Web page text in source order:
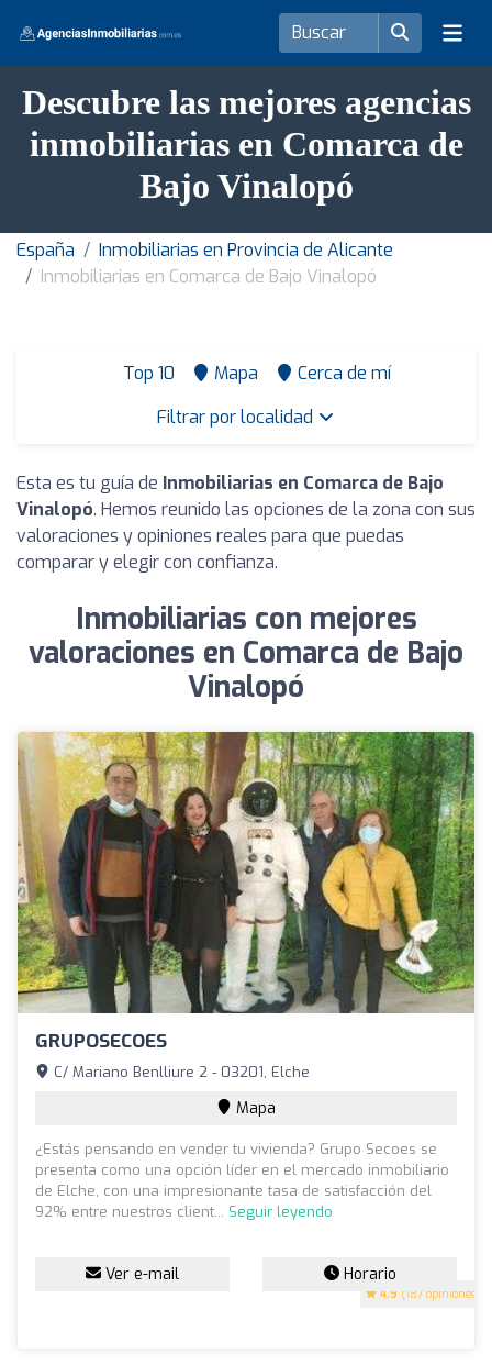
Descubre las mejores agencias
inmobiliarias en Comarca de
Bajo Vinalopó
España
Inmobiliarias en Provincia de Alicante
Inmobiliarias en Comarca de Bajo Vinalopó
Top 10 Mapa
Cerca de mí
Filtrar por localidad
Esta es tu guía de Inmobiliarias en Comarca de Bajo
Vinalopó. Hemos reunido las opciones de la zona con sus
valoraciones y opiniones reales para que puedas
comparar y elegir con confianza.
Inmobiliarias con mejores
valoraciones en Comarca de Bajo
Vinalopó
GRUPOSECOES
4.9 (187 opiniones)
C/ Mariano Benlliure 2 - 03201, Elche
Mapa
¿Estás pensando en vender tu vivienda? Grupo Secoes se
presenta como una opción líder en el mercado inmobiliario
de Elche, con una impresionante tasa de satisfacción del
92% entre nuestros client... Seguir leyendo
Ver e-mail Horario